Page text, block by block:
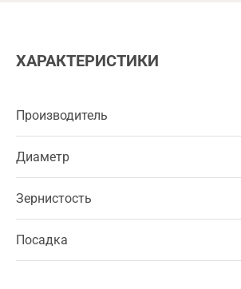
ХАРАКТЕРИСТИКИ
Производитель
Диаметр
Зернистость
Посадка